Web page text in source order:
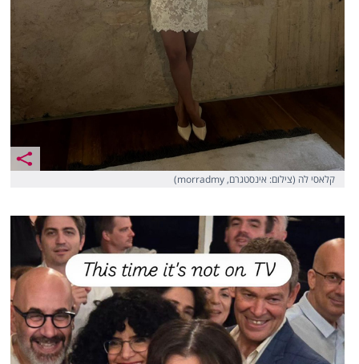
קלאסי לה (צילום: אינסטגרם, morradmy)